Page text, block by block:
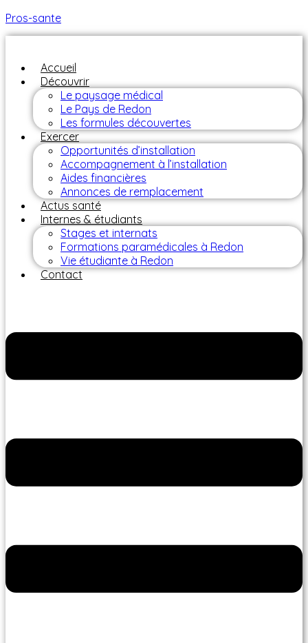
Pros-sante
Accueil
Découvrir
Le paysage médical
Le Pays de Redon
Les formules découvertes
Exercer
Opportunités d’installation
Accompagnement à l’installation
Aides financières
Annonces de remplacement
Actus santé
Internes & étudiants
Stages et internats
Formations paramédicales à Redon
Vie étudiante à Redon
Contact